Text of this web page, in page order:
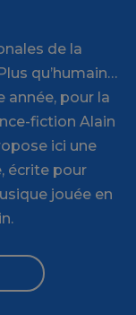
de la
qu’humain…
année, pour la
fiction Alain
ici une
écrite pour
jouée en